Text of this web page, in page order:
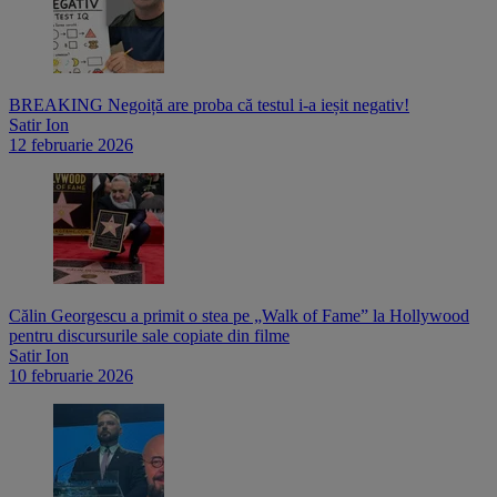
BREAKING Negoiță are proba că testul i-a ieșit negativ!
Satir Ion
12 februarie 2026
Călin Georgescu a primit o stea pe „Walk of Fame” la Hollywood
pentru discursurile sale copiate din filme
Satir Ion
10 februarie 2026